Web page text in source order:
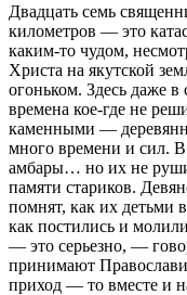
Двадцать семь
километров — это
каким-то чудом,
Христа на якутской
огоньком. Здесь даже в
времена кое-где не
каменными —
много времени и сил. В
амбары… но их не
памяти стариков.
помнят, как их детьми
как постились и
— это серьезно, —
принимают
приход — то вместе и